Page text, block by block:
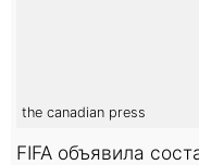
the canadian press
FIFA объявила